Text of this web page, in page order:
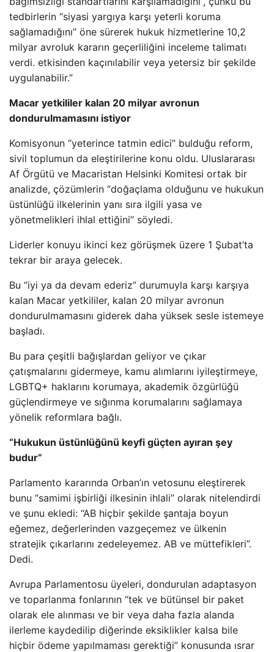
tedbirlerin “siyasi yargıya karşı yeterli koruma
sağlamadığını” öne sürerek hukuk hizmetlerine 10,2
milyar avroluk kararın geçerliliğini inceleme talimatı
verdi. etkisinden kaçınılabilir veya yetersiz bir şekilde
uygulanabilir.”
Macar yetkililer kalan 20 milyar avronun
dondurulmamasını istiyor
Komisyonun “yeterince tatmin edici” bulduğu reform,
sivil toplumun da eleştirilerine konu oldu. Uluslararası
Af Örgütü ve Macaristan Helsinki Komitesi ortak bir
analizde, çözümlerin “doğaçlama olduğunu ve hukukun
üstünlüğü ilkelerinin yanı sıra ilgili yasa ve
yönetmelikleri ihlal ettiğini” söyledi.
Liderler konuyu ikinci kez görüşmek üzere 1 Şubat’ta
tekrar bir araya gelecek.
Bu “iyi ya da devam ederiz” durumuyla karşı karşıya
kalan Macar yetkililer, kalan 20 milyar avronun
dondurulmamasını giderek daha yüksek sesle istemeye
başladı.
Bu para çeşitli bağışlardan geliyor ve çıkar
çatışmalarını gidermeye, kamu alımlarını iyileştirmeye,
LGBTQ+ haklarını korumaya, akademik özgürlüğü
güçlendirmeye ve sığınma korumalarını sağlamaya
yönelik reformlara bağlı.
“Hukukun üstünlüğünü keyfi güçten ayıran şey
budur”
Parlamento kararında Orban’ın vetosunu eleştirerek
bunu “samimi işbirliği ilkesinin ihlali” olarak nitelendirdi
ve şunu ekledi: “AB hiçbir şekilde şantaja boyun
eğemez, değerlerinden vazgeçemez ve ülkenin
stratejik çıkarlarını zedeleyemez. AB ve müttefikleri”.
Dedi.
Avrupa Parlamentosu üyeleri, dondurulan adaptasyon
ve toparlanma fonlarının “tek ve bütünsel bir paket
olarak ele alınması ve bir veya daha fazla alanda
ilerleme kaydedilip diğerinde eksiklikler kalsa bile
hiçbir ödeme yapılmaması gerektiği” konusunda ısrar